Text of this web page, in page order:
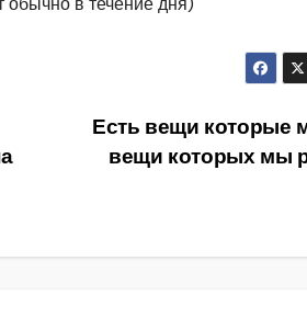
Есть вещи которые
вещи которых мы